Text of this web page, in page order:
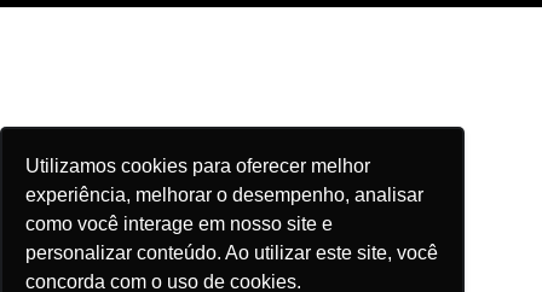
Utilizamos cookies para oferecer melhor
experiência, melhorar o desempenho, analisar
como você interage em nosso site e
personalizar conteúdo. Ao utilizar este site, você
concorda com o uso de cookies.